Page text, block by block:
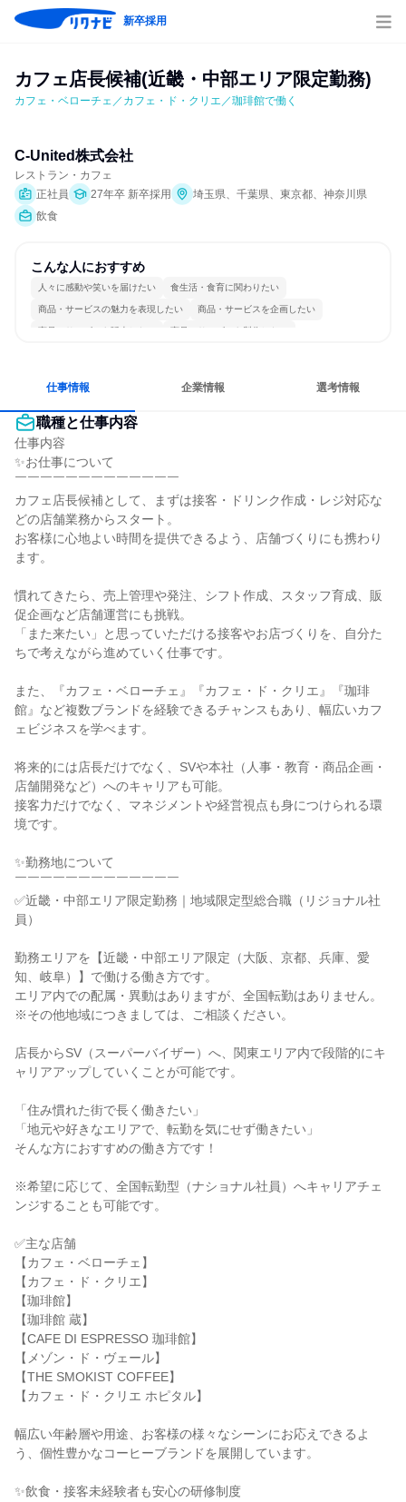
新卒採用
カフェ店長候補(近畿・中部エリア限定勤務)
カフェ・ベローチェ／カフェ・ド・クリエ／珈琲館で働く
C-United株式会社
レストラン・カフェ
正社員
27年卒 新卒採用
埼玉県、千葉県、東京都、神奈川県
飲食
こんな人におすすめ
人々に感動や笑いを届けたい 食生活・食育に関わりたい
商品・サービスの魅力を表現したい 商品・サービスを企画したい
商品・サービスを販売したい 商品・サービスを製作したい
仕事情報 企業情報 選考情報
職種と仕事内容
仕事内容
✨お仕事について
￣￣￣￣￣￣￣￣￣￣￣￣￣
カフェ店長候補として、まずは接客・ドリンク作成・レジ対応な
どの店舗業務からスタート。
お客様に心地よい時間を提供できるよう、店舗づくりにも携わり
ます。
慣れてきたら、売上管理や発注、シフト作成、スタッフ育成、販
促企画など店舗運営にも挑戦。
「また来たい」と思っていただける接客やお店づくりを、自分た
ちで考えながら進めていく仕事です。
また、『カフェ・ベローチェ』『カフェ・ド・クリエ』『珈琲
館』など複数ブランドを経験できるチャンスもあり、幅広いカフ
ェビジネスを学べます。
将来的には店長だけでなく、SVや本社（人事・教育・商品企画・
店舗開発など）へのキャリアも可能。
接客力だけでなく、マネジメントや経営視点も身につけられる環
境です。
✨勤務地について
￣￣￣￣￣￣￣￣￣￣￣￣￣
✅近畿・中部エリア限定勤務｜地域限定型総合職（リジョナル社
員）
勤務エリアを【近畿・中部エリア限定（大阪、京都、兵庫、愛
知、岐阜）】で働ける働き方です。
エリア内での配属・異動はありますが、全国転勤はありません。
※その他地域につきましては、ご相談ください。
店長からSV（スーパーバイザー）へ、関東エリア内で段階的にキ
ャリアアップしていくことが可能です。
「住み慣れた街で長く働きたい」
「地元や好きなエリアで、転勤を気にせず働きたい」
そんな方におすすめの働き方です！
※希望に応じて、全国転勤型（ナショナル社員）へキャリアチェ
ンジすることも可能です。
✅主な店舗
【カフェ・ベローチェ】
【カフェ・ド・クリエ】
【珈琲館】
【珈琲館 蔵】
【CAFE DI ESPRESSO 珈琲館】
【メゾン・ド・ヴェール】
【THE SMOKIST COFFEE】
【カフェ・ド・クリエ ホピタル】
幅広い年齢層や用途、お客様の様々なシーンにお応えできるよ
う、個性豊かなコーヒーブランドを展開しています。
✨飲食・接客未経験者も安心の研修制度